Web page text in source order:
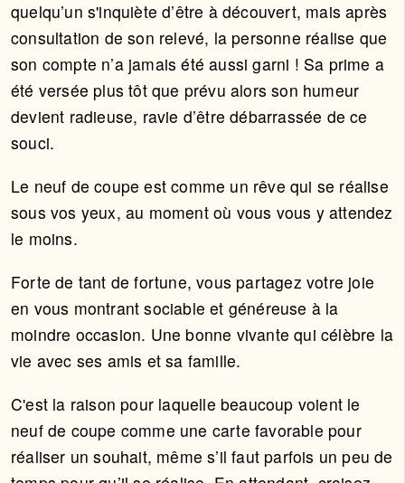
quelqu’un s'inquiète d’être à découvert, mais après
consultation de son relevé, la personne réalise que
son compte n’a jamais été aussi garni ! Sa prime a
été versée plus tôt que prévu alors son humeur
devient radieuse, ravie d’être débarrassée de ce
souci.
Le neuf de coupe est comme un rêve qui se réalise
sous vos yeux, au moment où vous vous y attendez
le moins.
Forte de tant de fortune, vous partagez votre joie
en vous montrant sociable et généreuse à la
moindre occasion. Une bonne vivante qui célèbre la
vie avec ses amis et sa famille.
C'est la raison pour laquelle beaucoup voient le
neuf de coupe comme une carte favorable pour
réaliser un souhait, même s’il faut parfois un peu de